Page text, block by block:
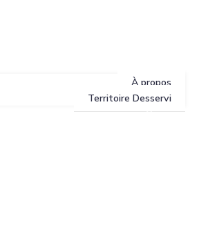
À propos
Territoire Desservi
Services